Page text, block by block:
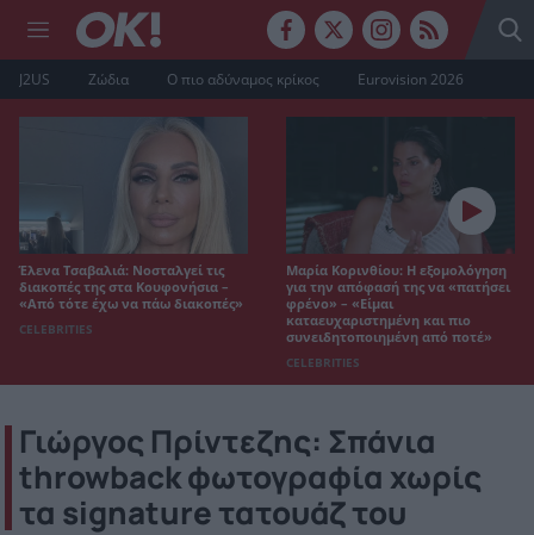
J2US Ζώδια Ο πιο αδύναμος κρίκος Eurovision 2026
Έλενα Τσαβαλιά: Νοσταλγεί τις
διακοπές της στα Κουφονήσια –
«Από τότε έχω να πάω διακοπές»
CELEBRITIES
Μαρία Κορινθίου: Η εξομολόγηση
για την απόφασή της να «πατήσει
φρένο» – «Είμαι
καταευχαριστημένη και πιο
συνειδητοποιημένη από ποτέ»
CELEBRITIES
Γιώργος Πρίντεζης: Σπάνια
throwback φωτογραφία χωρίς
τα signature τατουάζ του